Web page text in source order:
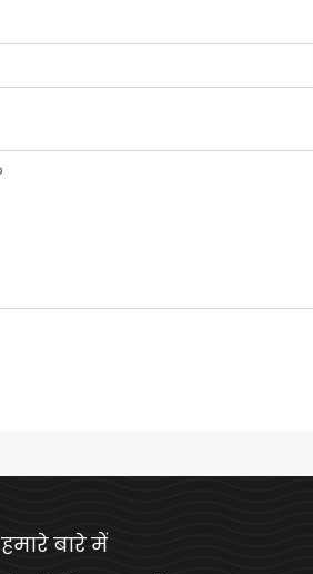
हमारे बारे में